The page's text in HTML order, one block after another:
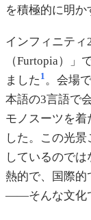
を積極的に明か
インフィニティ
（Furtopia）」
ました 1 。会場
本語の3言語で
モノスーツを着
した。この光
しているので
熱的で、国際的
——そんな文化